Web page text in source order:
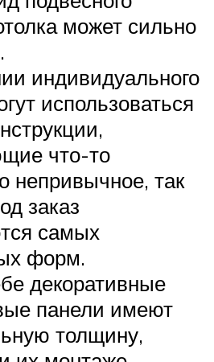
может сильно
индивидуального
использоваться
что-то
непривычное, так
заказ
самых
форм.
декоративные
панели имеют
толщину,